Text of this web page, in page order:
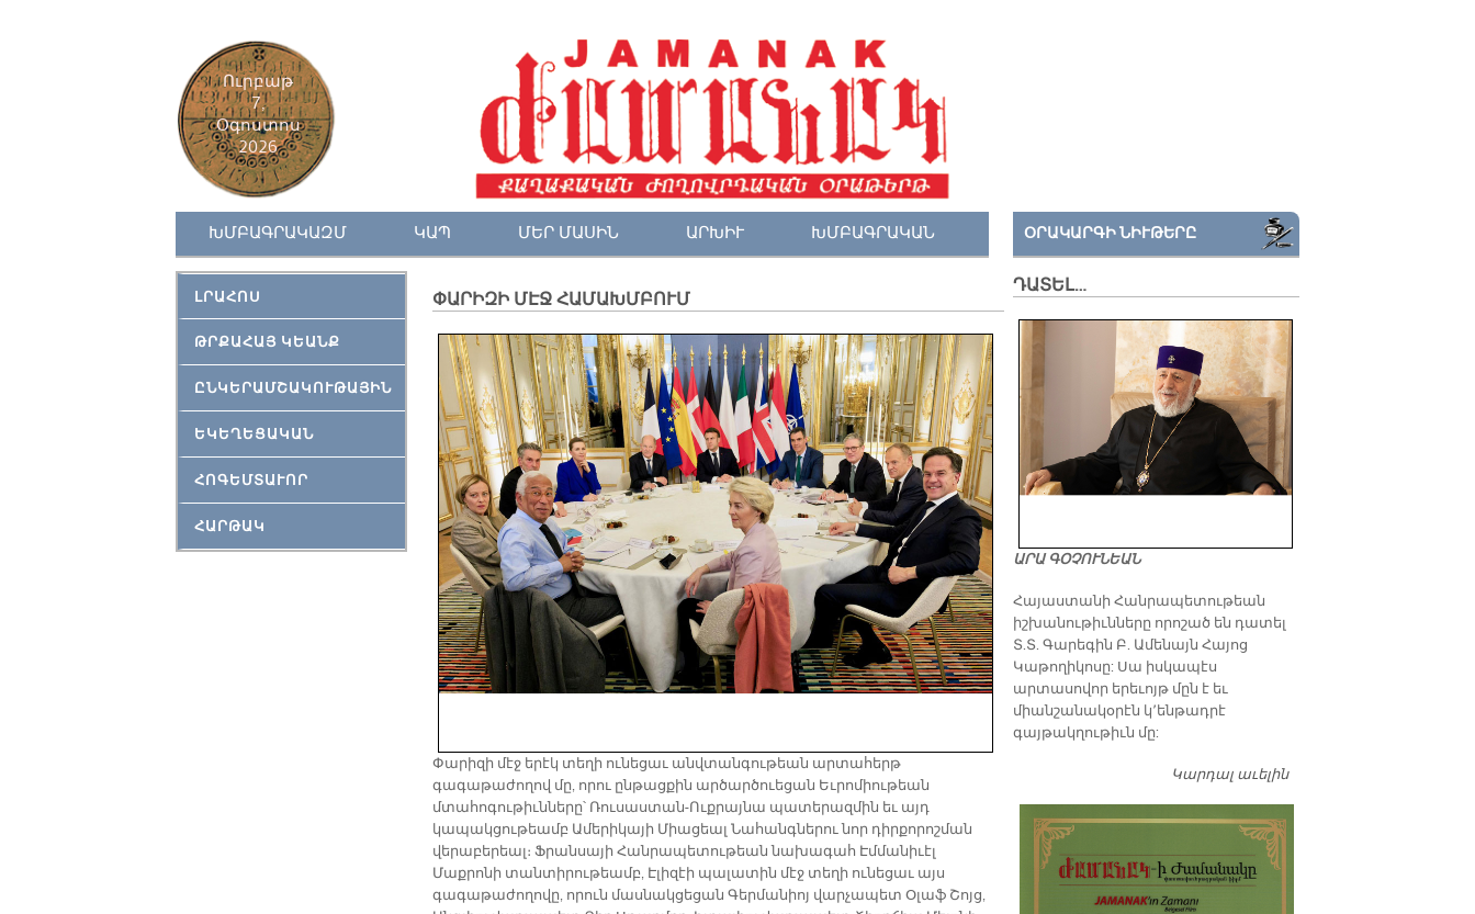
Ուրբաթ
7,
Օգոստոս
2026
ԽՄԲԱԳՐԱԿԱԶՄ ԿԱՊ ՄԵՐ ՄԱՍԻՆ ԱՐԽԻՒ ԽՄԲԱԳՐԱԿԱՆ
ԼՐԱՀՈՍ
ԹՐՔԱՀԱՅ ԿԵԱՆՔ
ԸՆԿԵՐԱՄՇԱԿՈՒԹԱՅԻՆ
ԵԿԵՂԵՑԱԿԱՆ
ՀՈԳԵՄՏԱՒՈՐ
ՀԱՐԹԱԿ
ՓԱՐԻԶԻ ՄԷՋ ՀԱՄԱԽՄԲՈՒՄ
Փարիզի մէջ երէկ տեղի ունեցաւ անվտանգութեան արտահերթ
գագաթաժողով մը, որու ընթացքին արծարծուեցան Եւրոմիութեան
մտահոգութիւնները՝ Ռուսաստան-Ուքրայնա պատերազմին եւ այդ
կապակցութեամբ Ամերիկայի Միացեալ Նահանգներու նոր դիրքորոշման
վերաբերեալ։ Ֆրանսայի Հանրապետութեան նախագահ Էմմանիւէլ
Մաքրոնի տանտիրութեամբ, Էլիզէի պալատին մէջ տեղի ունեցաւ այս
գագաթաժողովը, որուն մասնակցեցան Գերմանիոյ վարչապետ Օլաֆ Շոյց,
ՕՐԱԿԱՐԳԻ ՆԻՒԹԵՐԸ
ԴԱՏԵԼ…
ԱՐԱ ԳՕՉՈՒՆԵԱՆ
​Հայաստանի Հանրապետութեան
իշխանութիւնները որոշած են դատել
Տ.Տ. Գարեգին Բ. Ամենայն Հայոց
Կաթողիկոսը: Սա իսկապէս
արտասովոր երեւոյթ մըն է եւ
միանշանակօրէն կ՚ենթադրէ
գայթակղութիւն մը:
Կարդալ աւելինԴատել…